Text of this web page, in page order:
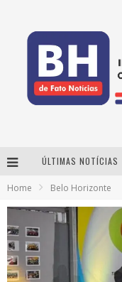
ÚLTIMAS NOTÍCIAS
Home Belo Horizonte